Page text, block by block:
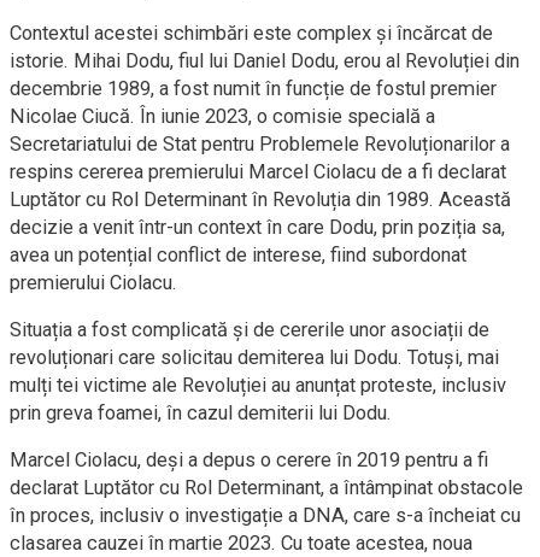
Contextul acestei schimbări este complex și încărcat de
istorie. Mihai Dodu, fiul lui Daniel Dodu, erou al Revoluției din
decembrie 1989, a fost numit în funcție de fostul premier
Nicolae Ciucă. În iunie 2023, o comisie specială a
Secretariatului de Stat pentru Problemele Revoluționarilor a
respins cererea premierului Marcel Ciolacu de a fi declarat
Luptător cu Rol Determinant în Revoluția din 1989. Această
decizie a venit într-un context în care Dodu, prin poziția sa,
avea un potențial conflict de interese, fiind subordonat
premierului Ciolacu.
Situația a fost complicată și de cererile unor asociații de
revoluționari care solicitau demiterea lui Dodu. Totuși, mai
mulți tei victime ale Revoluției au anunțat proteste, inclusiv
prin greva foamei, în cazul demiterii lui Dodu.
Marcel Ciolacu, deși a depus o cerere în 2019 pentru a fi
declarat Luptător cu Rol Determinant, a întâmpinat obstacole
în proces, inclusiv o investigație a DNA, care s-a încheiat cu
clasarea cauzei în martie 2023. Cu toate acestea, noua